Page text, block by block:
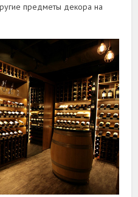
предметы декора на